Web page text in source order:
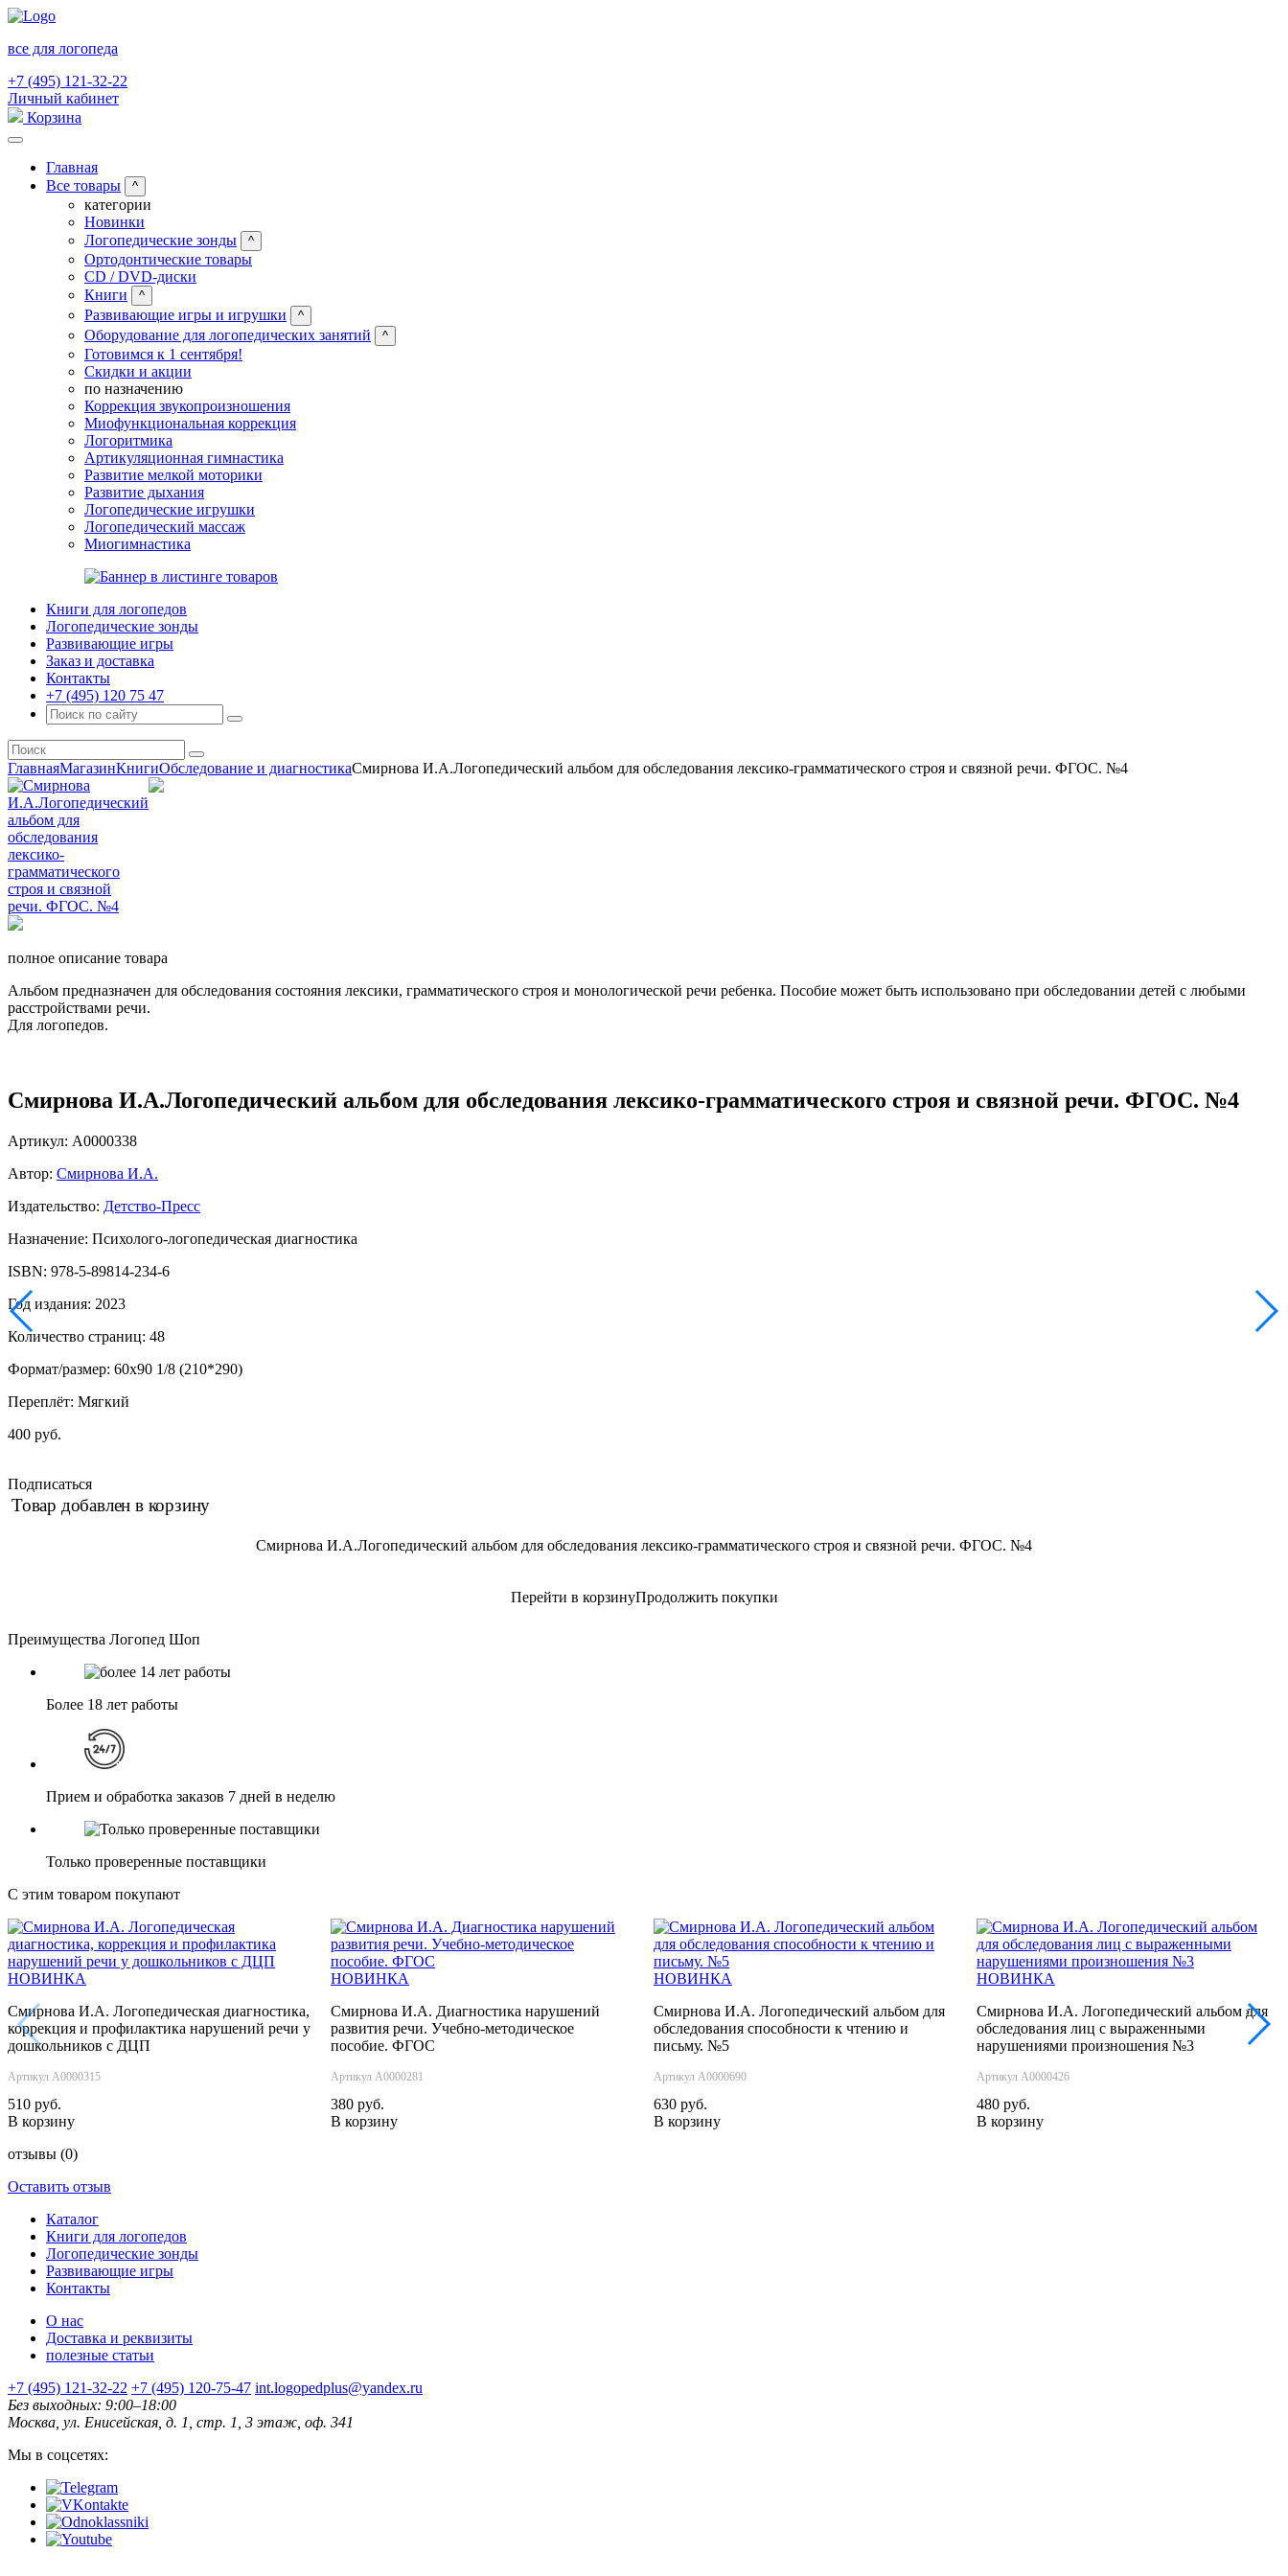
все для логопеда
+7 (495) 121-32-22
Личный кабинет
Корзина
Главная
Все товары
^
категории
Новинки
Логопедические зонды
^
Ортодонтические товары
CD / DVD-диски
Книги
^
Развивающие игры и игрушки ^
Оборудование для логопедических занятий ^
Готовимся к 1 сентября!
Скидки и акции
по назначению
Коррекция звукопроизношения
Миофункциональная коррекция
Логоритмика
Артикуляционная гимнастика
Развитие мелкой моторики
Развитие дыхания
Логопедические игрушки
Логопедический массаж
Миогимнастика
Книги для логопедов
Логопедические зонды
Развивающие игры
Заказ и доставка
Контакты
+7 (495) 120 75 47
ГлавнаяМагазинКнигиОбследование и диагностикаСмирнова И.А.Логопедический альбом для обследования лексико-грамматического строя и связной речи. ФГОС. №4
полное описание товара
Альбом предназначен для обследования состояния лексики, грамматического строя и монологической речи ребенка. Пособие может быть использовано при обследовании детей с любыми
расстройствами речи.
Для логопедов.
Смирнова И.А.Логопедический альбом для обследования лексико-грамматического строя и связной речи. ФГОС. №4
Артикул: А0000338
Автор: Смирнова И.А.
Издательство: Детство-Пресс
Назначение: Психолого-логопедическая диагностика
ISBN: 978-5-89814-234-6
Год издания: 2023
Количество страниц: 48
Формат/размер: 60х90 1/8 (210*290)
Переплёт: Мягкий
400 руб.
Подписаться
Товар добавлен в корзину
Смирнова И.А.Логопедический альбом для обследования лексико-грамматического строя и связной речи. ФГОС. №4
Перейти в корзинуПродолжить покупки
Преимущества Логопед Шоп
Более 18 лет работы
Прием и обработка заказов 7 дней в неделю
Только проверенные поставщики
С этим товаром покупают
НОВИНКА
Смирнова И.А. Логопедическая диагностика,
коррекция и профилактика нарушений речи у
дошкольников с ДЦП
Артикул А0000315
510 руб.
В корзину
НОВИНКА
Смирнова И.А. Диагностика нарушений
развития речи. Учебно-методическое
пособие. ФГОС
Артикул А0000281
380 руб.
В корзину
НОВИНКА
Смирнова И.А. Логопедический альбом для
обследования способности к чтению и
письму. №5
Артикул А0000690
630 руб.
В корзину
НОВИНКА
Смирнова И.А. Логопедический альбом для
обследования лиц с выраженными
нарушениями произношения №3
Артикул А0000426
480 руб.
В корзину
‹ ›
отзывы (0)
Оставить отзыв
Каталог
Книги для логопедов
Логопедические зонды
Развивающие игры
Контакты
О нас
Доставка и реквизиты
полезные статьи
+7 (495) 121-32-22 +7 (495) 120-75-47 int.logopedplus@yandex.ru
Без выходных: 9:00–18:00
Москва, ул. Енисейская, д. 1, стр. 1, 3 этаж, оф. 341
Мы в соцсетях: